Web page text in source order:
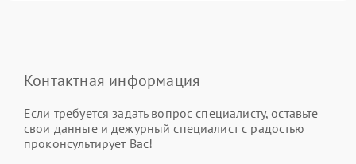
Контактная информация
Если требуется задать вопрос специалисту, оставьте
свои данные и дежурный специалист с радостью
проконсультирует Вас!